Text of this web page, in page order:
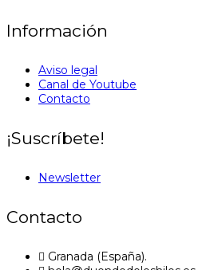
Información
Aviso legal
Canal de Youtube
Contacto
¡Suscríbete!
Newsletter
Contacto
Granada (España).